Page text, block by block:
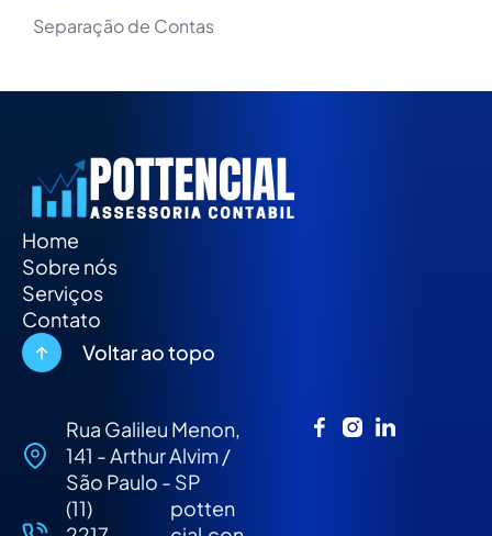
Separação de Contas
Home
Sobre nós
Serviços
Contato
Voltar ao topo
Rua Galileu Menon,
141 - Arthur Alvim /
São Paulo - SP
(11)
potten